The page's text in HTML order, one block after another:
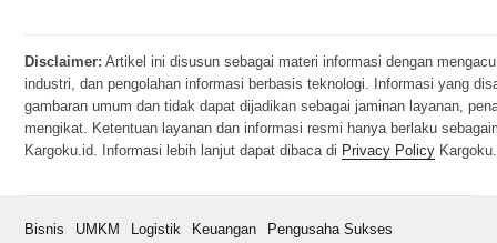
Disclaimer: Artikel ini disusun sebagai materi informasi dengan
industri, dan pengolahan informasi berbasis teknologi. Informasi yang
gambaran umum dan tidak dapat dijadikan sebagai jaminan layanan,
mengikat. Ketentuan layanan dan informasi resmi hanya berlaku
Kargoku.id. Informasi lebih lanjut dapat dibaca di Privacy Policy
Bisnis UMKM Logistik Keuangan
Pengusaha Sukses